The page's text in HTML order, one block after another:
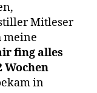
Mitleser
meine
fing alles
Wochen
in